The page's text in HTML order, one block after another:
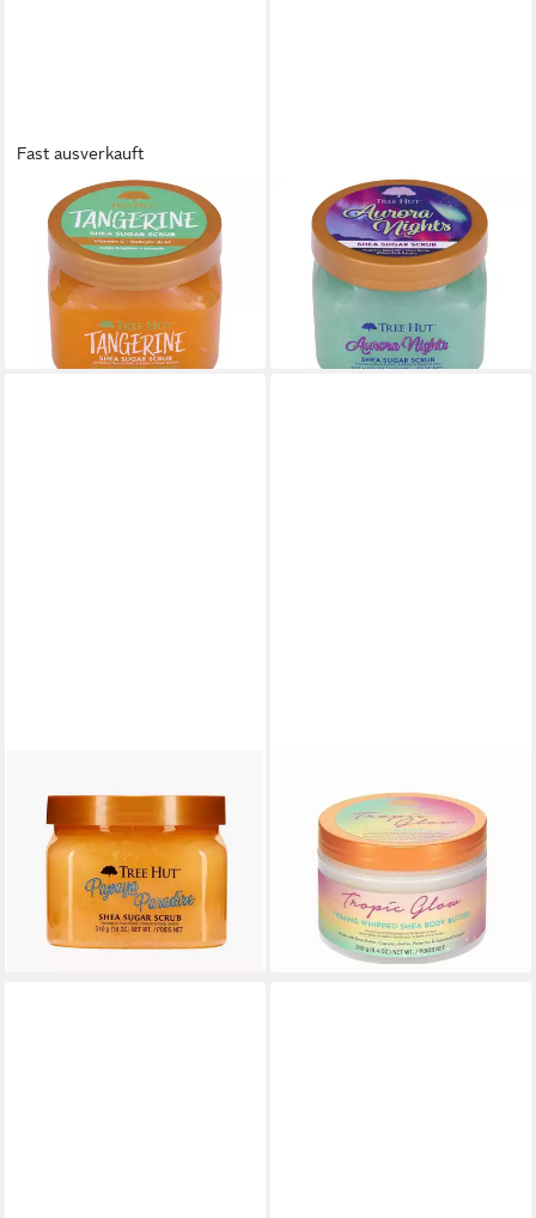
Fast ausverkauft
TREE HUT
Körperpflegemittel
Mandarinenzucker-Peeling
22,98 €
(28,91 €/ 1 kg)
lieferbar - in 9-11 Werktagen bei
TREE HUT
Körperpflegemittel Aurora
Nights Zuckerpeeling
25,14 €
(32,44 €/ 1 kg)
lieferbar - in 9-11 Werktagen bei
Gesichtsmaske Papaya
Paradise Shea Sugar Scrub
22,96 €
(45,02 €/ 1 kg)
lieferbar - in 9-11 Werktagen bei
Körperpflegemittel Tropic
Glow Firming Whipped Shea
Body Butter
ab 24,00 €
(100,00 €/ 1 kg)
lieferbar - in 9-11 Werktagen bei